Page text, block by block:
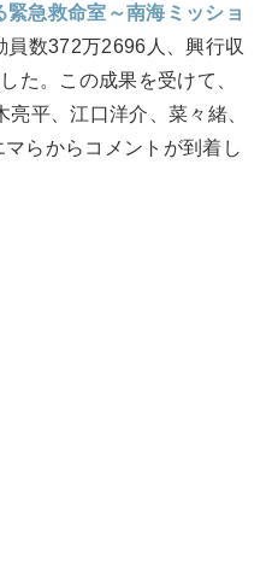
急救命室～南海ミッショ
員数372万2696人、興行収
た。この成果を受けて、
平、江口洋介、菜々緒、
らからコメントが到着し